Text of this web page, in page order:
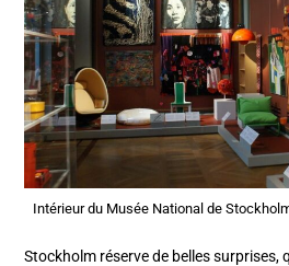
Intérieur du Musée National de
Stockholm réserve de belles surprises,